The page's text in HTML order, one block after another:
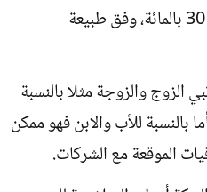
والشركات، تتراوح من 10 إلى 30 بالمائة، وفق طبيعة
الزوج والزوجة مثلا بالنسبة
بالنسبة للأب والابن فهو ممكن
الموقعة مع الشركات.